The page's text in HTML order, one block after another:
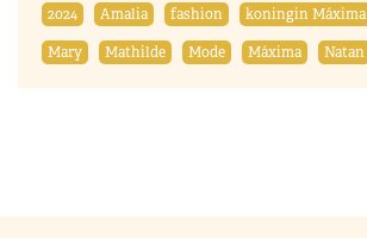
2024 Amalia fashion koningin Máxima
Mary
Mathilde Mode Máxima Natan